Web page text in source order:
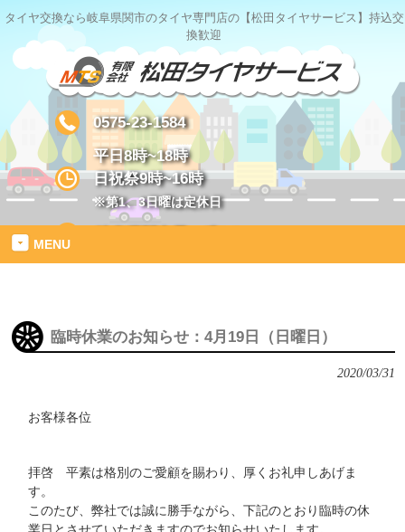
タイヤ交換なら岐阜県関市のタイヤ専門店の【松田タイヤサービス】持込交
換歓迎
0575-23-1584
平日8時~18時
日祝祭9時~16時
※第1、3日曜は定休日
MENU
臨時休業のお知らせ：4月19日（日曜日）
2020/03/31
お客様各位
拝啓 平素は格別のご愛顧を賜わり、厚くお礼申しあげま
す。
このたび、弊社では誠に勝手ながら、下記のとおり臨時の休